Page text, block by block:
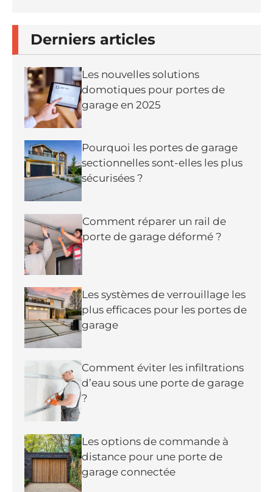
Derniers articles
Les nouvelles solutions
domotiques pour portes de
garage en 2025
Pourquoi les portes de garage
sectionnelles sont-elles les plus
sécurisées ?
Comment réparer un rail de
porte de garage déformé ?
Les systèmes de verrouillage les
plus efficaces pour les portes de
garage
Comment éviter les infiltrations
d’eau sous une porte de garage
?
Les options de commande à
distance pour une porte de
garage connectée